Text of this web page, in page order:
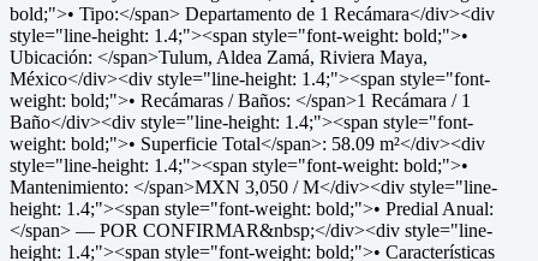
bold;">• Tipo:</span> Departamento de 1 Recámara</div><div
style="line-height: 1.4;"><span style="font-weight: bold;">•
Ubicación: </span>Tulum, Aldea Zamá, Riviera Maya,
México</div><div style="line-height: 1.4;"><span style="font-
weight: bold;">• Recámaras / Baños: </span>1 Recámara / 1
Baño</div><div style="line-height: 1.4;"><span style="font-
weight: bold;">• Superficie Total</span>: 58.09 m²</div><div
style="line-height: 1.4;"><span style="font-weight: bold;">•
Mantenimiento: </span>MXN 3,050 / M</div><div style="line-
height: 1.4;"><span style="font-weight: bold;">• Predial Anual:
</span> — POR CONFIRMAR&nbsp;</div><div style="line-
height: 1.4;"><span style="font-weight: bold;">• Características